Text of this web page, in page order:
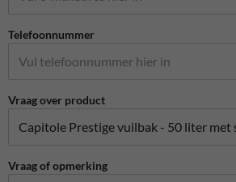
Telefoonnummer
Vraag over product
Vraag of opmerking